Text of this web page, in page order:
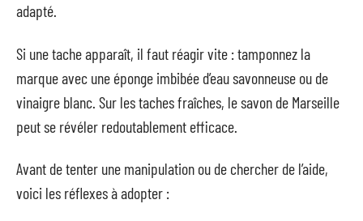
adapté.
Si une tache apparaît, il faut réagir vite : tamponnez la
marque avec une éponge imbibée d’eau savonneuse ou de
vinaigre blanc. Sur les taches fraîches, le savon de Marseille
peut se révéler redoutablement efficace.
Avant de tenter une manipulation ou de chercher de l’aide,
voici les réflexes à adopter :